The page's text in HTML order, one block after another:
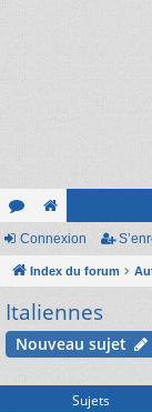
or
u
m
e
sit
e
Connexion
Index du forum
Italiennes
Nouveau sujet
Sujets